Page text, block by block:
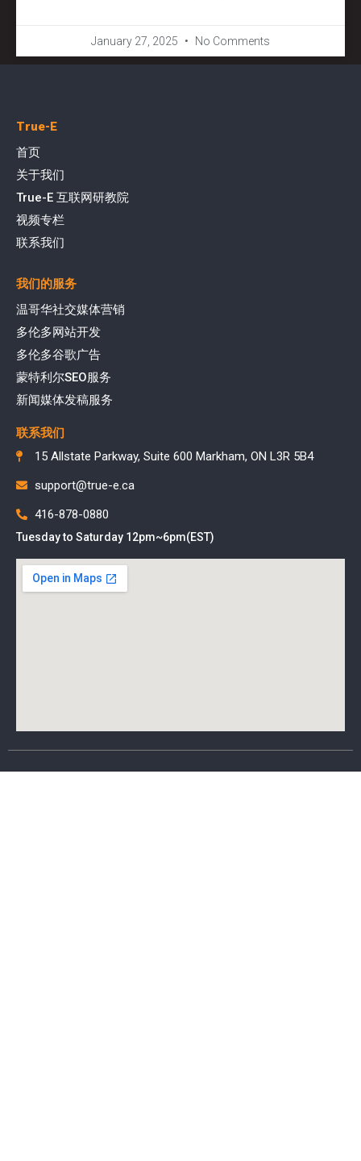
January 27, 2025 No Comments
True-E
首页
关于我们
True-E 互联网研教院
视频专栏
联系我们
我们的服务
温哥华社交媒体营销
多伦多网站开发
多伦多谷歌广告
蒙特利尔SEO服务
新闻媒体发稿服务
联系我们
15 Allstate Parkway, Suite 600 Markham, ON L3R 5B4
support@true-e.ca
416-878-0880
Tuesday to Saturday 12pm~6pm(EST)